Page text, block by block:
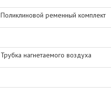
Поликлиновой ременный комплект
Трубка нагнетаемого воздуха